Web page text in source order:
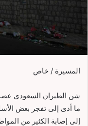
المسيرة / خاص
شن الطيران السعودي
ما أدى إلى تفجر بعض
إلى إصابة الكثير من